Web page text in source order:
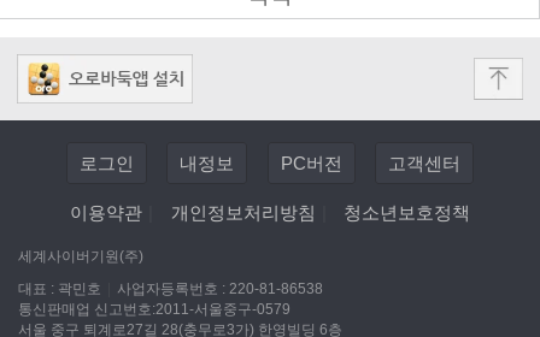
로그인 내정보 PC버전 고객센터
이용약관 개인정보처리방침 청소년보호정책
세계사이버기원(주)
대표 : 곽민호
사업자등록번호 : 220-81-86538
통신판매업 신고번호:2011-서울중구-0579
서울 중구 퇴계로27길 28(충무로3가) 한영빌딩 6층